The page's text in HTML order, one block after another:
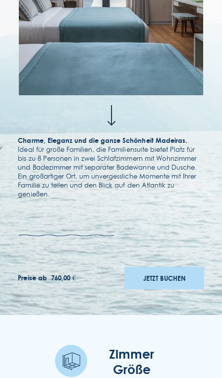
kontakt & lage
faqs
auszeichnungen
bewerbungen
Charme, Eleganz und die ganze Schönheit Madeiras.
Ideal für große Familien, die Familiensuite bietet Platz für
bis zu 8 Personen in zwei Schlafzimmern mit Wohnzimmer
und Badezimmer mit separater Badewanne und Dusche.
Ein großartiger Ort, um unvergessliche Momente mit Ihrer
Familie zu teilen und den Blick auf den Atlantik zu
genießen.
Preise ab 760,00 € JETZT BUCHEN
Zimmer
Größe